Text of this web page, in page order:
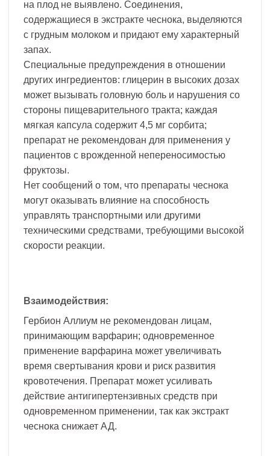
на плод не выявлено. Соединения,
содержащиеся в экстракте чеснока, выделяются
с грудным молоком и придают ему характерный
запах.
Специальные предупреждения в отношении
других ингредиентов: глицерин в высоких дозах
может вызывать головную боль и нарушения со
стороны пищеварительного тракта; каждая
мягкая капсула содержит 4,5 мг сорбита;
препарат не рекомендован для применения у
пациентов с врожденной непереносимостью
фруктозы.
Нет сообщений о том, что препараты чеснока
могут оказывать влияние на способность
управлять транспортными или другими
техническими средствами, требующими высокой
скорости реакции.
Взаимодействия:
Гербион Аллиум не рекомендован лицам,
принимающим варфарин; одновременное
применение варфарина может увеличивать
время свертывания крови и риск развития
кровотечения. Препарат может усиливать
действие антигипертензивных средств при
одновременном применении, так как экстракт
чеснока снижает АД.